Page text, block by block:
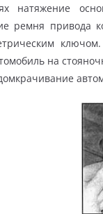
натяжение
ремня привода
на